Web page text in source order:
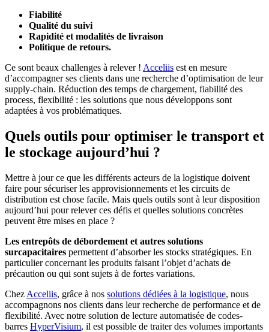
Fiabilité
Qualité du suivi
Rapidité et modalités de livraison
Politique de retours.
Ce sont beaux challenges à relever ! Acceliis est en mesure
d’accompagner ses clients dans une recherche d’optimisation de leur
supply-chain. Réduction des temps de chargement, fiabilité des
process, flexibilité : les solutions que nous développons sont
adaptées à vos problématiques.
Quels outils pour optimiser le transport et
le stockage aujourd’hui ?
Mettre à jour ce que les différents acteurs de la logistique doivent
faire pour sécuriser les approvisionnements et les circuits de
distribution est chose facile. Mais quels outils sont à leur disposition
aujourd’hui pour relever ces défis et quelles solutions concrètes
peuvent être mises en place ?
Les entrepôts de débordement et autres solutions
surcapacitaires permettent d’absorber les stocks stratégiques. En
particulier concernant les produits faisant l’objet d’achats de
précaution ou qui sont sujets à de fortes variations.
Chez Acceliis, grâce à nos solutions dédiées à la logistique, nous
accompagnons nos clients dans leur recherche de performance et de
flexibilité. Avec notre solution de lecture automatisée de codes-
barres HyperVisium, il est possible de traiter des volumes importants